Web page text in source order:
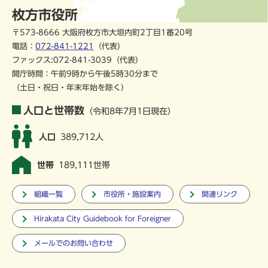
枚方市役所
〒573-8666 大阪府枚方市大垣内町2丁目1番20号
電話： 072-841-1221
（代表）
ファックス:072-841-3039（代表）
開庁時間：午前9時から午後5時30分まで
（土日・祝日・年末年始を除く）
人口と世帯数 （令和8年7月1日現在）
人口 389,712人
世帯 189,111世帯
組織一覧 市役所・施設案内 関連リンク
Hirakata City Guidebook for Foreigner
メールでのお問い合わせ